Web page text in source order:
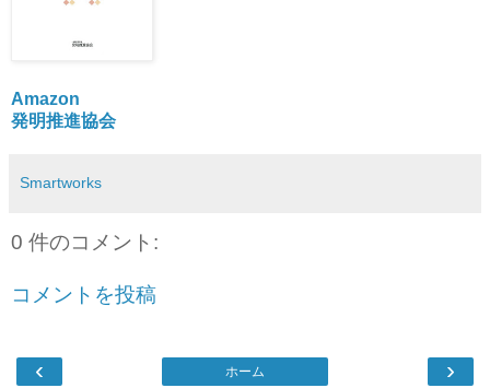
Amazon
発明推進協会
Smartworks
0 件のコメント:
コメントを投稿
‹ ›
ホーム